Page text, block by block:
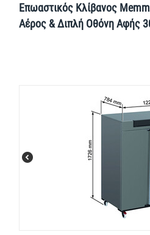
Επωαστικός Κλίβανος
Αέρος & Διπλή Οθόνη Αφής